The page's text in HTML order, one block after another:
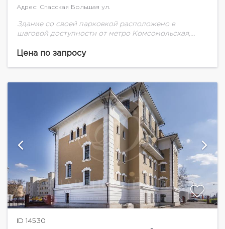
Адрес: Спасская Большая ул.
Здание со своей парковкой расположено в
шаговой доступности от метро Комсомольская,
этажей (без подвала, практически вся площадь
Цена по запросу
ID 14530